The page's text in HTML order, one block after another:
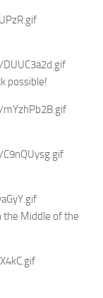
possible!
the Middle of the